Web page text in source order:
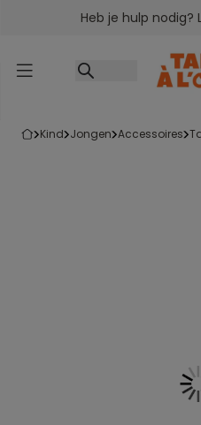
Ga naar inhoudHeb je hulp nodig?
kind jongen accessoires